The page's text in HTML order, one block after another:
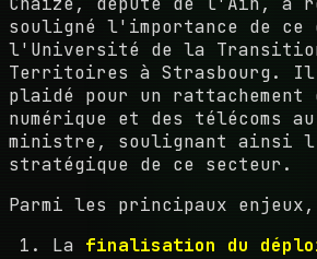
souligné l'importance de ce
l'Université de la Transition
Territoires à Strasbourg. Il
plaidé pour un
numérique et des télécoms
ministre, soulignant ainsi
stratégique de ce secteur.
Parmi les principaux
La finalisation du